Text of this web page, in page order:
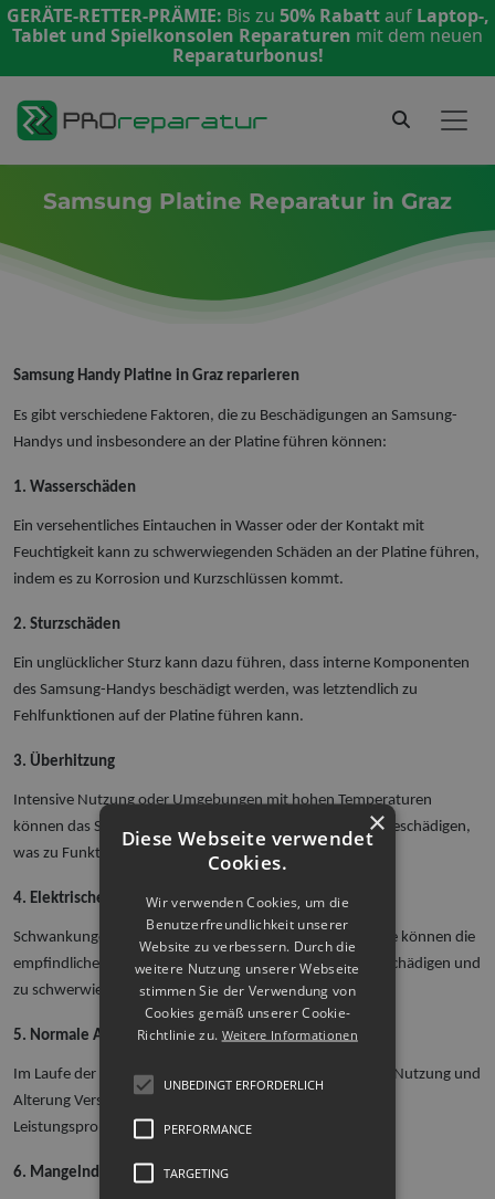
GERÄTE-RETTER-PRÄMIE: Bis zu 50% Rabattauf Laptop-,
Tablet und Spielkonsolen Reparaturen mit dem neuen
Reparaturbonus!
Samsung Platine Reparatur in Graz
Samsung Handy Platine in Graz reparieren
Es gibt verschiedene Faktoren, die zu Beschädigungen an Samsung-
Handys und insbesondere an der Platine führen können:
1. Wasserschäden
Ein versehentliches Eintauchen in Wasser oder der Kontakt mit
Feuchtigkeit kann zu schwerwiegenden Schäden an der Platine führen,
indem es zu Korrosion und Kurzschlüssen kommt.
2. Sturzschäden
Ein unglücklicher Sturz kann dazu führen, dass interne Komponenten
des Samsung-Handys beschädigt werden, was letztendlich zu
Fehlfunktionen auf der Platine führen kann.
3. Überhitzung
Intensive Nutzung oder Umgebungen mit hohen Temperaturen
können das Samsung-Handy überhitzen und die Platine beschädigen,
was zu Funktionsstörungen führen kann.
4. Elektrische Probleme
Schwankungen in der Stromversorgung oder Kurzschlüsse können die
empfindlichen elektronischen Bauteile auf der Platine beschädigen und
zu schwerwiegenden Problemen führen.
5. Normale Abnutzung
Im Laufe der Zeit kann die Platine aufgrund von normaler Nutzung und
Alterung Verschleißerscheinungen aufweisen, was zu
Leistungsproblemen führen kann.
6. Mangelnde Wartung
×
Diese Webseite verwendet
Cookies.
Wir verwenden Cookies, um die
Benutzerfreundlichkeit unserer
Website zu verbessern. Durch die
weitere Nutzung unserer Webseite
stimmen Sie der Verwendung von
Cookies gemäß unserer Cookie-
Richtlinie zu. Weitere Informationen
UNBEDINGT ERFORDERLICH
PERFORMANCE
TARGETING